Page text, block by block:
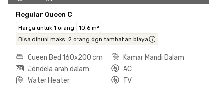
Regular Queen C
Harga untuk 1 orang
10.6 m²
Bisa dihuni maks. 2 orang dgn tambahan biaya
Queen Bed 160x200 cm
Kamar Mandi Dalam
Jendela arah dalam
AC
Water Heater
TV